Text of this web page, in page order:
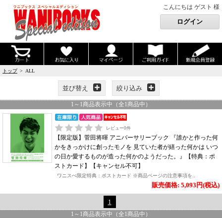
こんにちは ゲスト 様
トップ> ALL
並び替え 絞り込み
1 ～ 1商品表示中（全1商品中）
レビュー0件
【限定版】菅田将暉 アニバーサリーブック 『誰かと作った何
かをきっかけに創ったモノを 見ていた者が繕った何かは いつ
の日か愛するものが造った何かのようだった。』【特典：ポ
ストカード】【キャンセル不可】
ワニスぺ限定特典：ポストカード ※商品ページの注意事項を..
販売価格: 5,093円(税込)
1
1 ～ 1商品表示中（全1商品中）